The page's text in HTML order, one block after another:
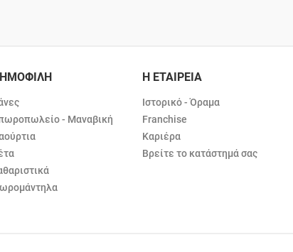
- Μαναβική
Η ΕΤΑΙΡΕΙΑ
Ιστορικό - Όραμα
Franchise
Καριέρα
Βρείτε το κατάστημά σας